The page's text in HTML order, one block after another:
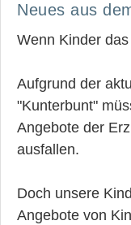
Neues aus
Wenn Kinder
Aufgrund der
"Kunterbunt"
Angebote der
ausfallen.
Doch unsere
Angebote von